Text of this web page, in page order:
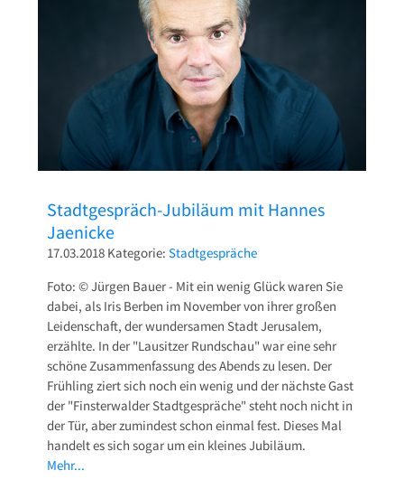
Sponsoring
Archiv
Stadtgespräch-Jubiläum mit Hannes
Jaenicke
17.03.2018 Kategorie:Stadtgespräche
Foto: © Jürgen Bauer - Mit ein wenig Glück waren Sie
dabei, als Iris Berben im November von ihrer großen
Leidenschaft, der wundersamen Stadt Jerusalem,
erzählte. In der "Lausitzer Rundschau" war eine sehr
schöne Zusammenfassung des Abends zu lesen. Der
Frühling ziert sich noch ein wenig und der nächste Gast
der "Finsterwalder Stadtgespräche" steht noch nicht in
der Tür, aber zumindest schon einmal fest. Dieses Mal
handelt es sich sogar um ein kleines Jubiläum.
Mehr...